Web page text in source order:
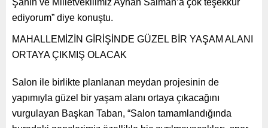
ediyorum” diye konuştu.
MAHALLEMİZİN GİRİŞİNDE GÜZEL BİR YAŞAM ALANI
ORTAYA ÇIKMIŞ OLACAK
Salon ile birlikte planlanan meydan projesinin de
yapımıyla güzel bir yaşam alanı ortaya çıkacağını
vurgulayan Başkan Taban, “Salon tamamlandığında